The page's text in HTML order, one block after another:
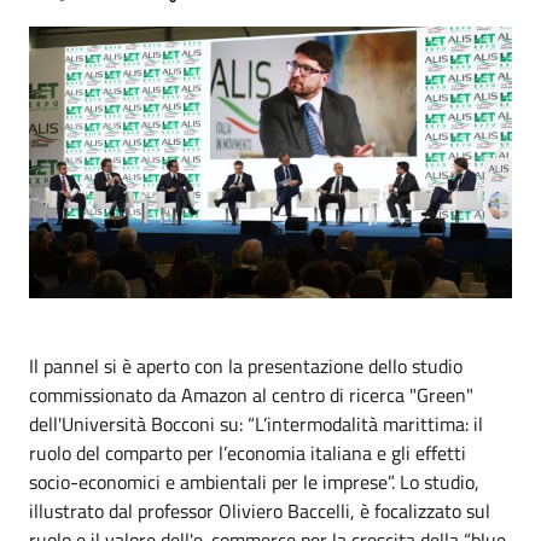
Il pannel si è aperto con la presentazione dello studio
commissionato da Amazon al centro di ricerca "Green"
dell'Università Bocconi su: “L’intermodalità marittima: il
ruolo del comparto per l’economia italiana e gli effetti
socio-economici e ambientali per le imprese”. Lo studio,
illustrato dal professor Oliviero Baccelli, è focalizzato sul